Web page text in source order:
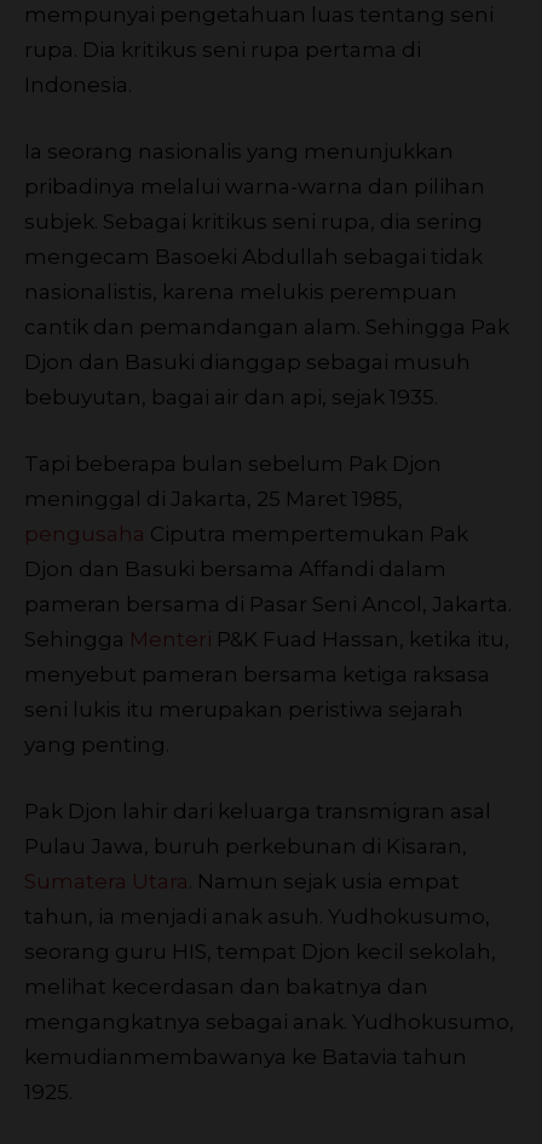
mempunyai pengetahuan luas tentang seni
rupa. Dia kritikus seni rupa pertama di
Indonesia.
Ia seorang nasionalis yang menunjukkan
pribadinya melalui warna-warna dan pilihan
subjek. Sebagai kritikus seni rupa, dia sering
mengecam Basoeki Abdullah sebagai tidak
nasionalistis, karena melukis perempuan
cantik dan pemandangan alam. Sehingga Pak
Djon dan Basuki dianggap sebagai musuh
bebuyutan, bagai air dan api, sejak 1935.
Tapi beberapa bulan sebelum Pak Djon
meninggal di Jakarta, 25 Maret 1985,
pengusaha Ciputra mempertemukan Pak
Djon dan Basuki bersama Affandi dalam
pameran bersama di Pasar Seni Ancol, Jakarta.
Sehingga Menteri P&K Fuad Hassan, ketika itu,
menyebut pameran bersama ketiga raksasa
seni lukis itu merupakan peristiwa sejarah
yang penting.
Pak Djon lahir dari keluarga transmigran asal
Pulau Jawa, buruh perkebunan di Kisaran,
Sumatera Utara . Namun sejak usia empat
tahun, ia menjadi anak asuh. Yudhokusumo,
seorang guru HIS, tempat Djon kecil sekolah,
melihat kecerdasan dan bakatnya dan
mengangkatnya sebagai anak. Yudhokusumo,
kemudianmembawanya ke Batavia tahun
1925.